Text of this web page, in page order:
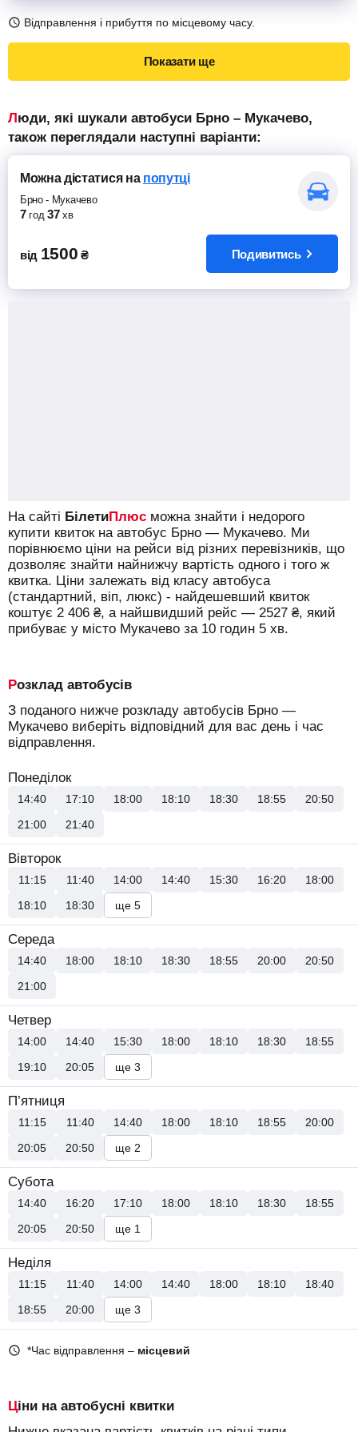
Відправлення і прибуття по місцевому часу.
Показати ще
Люди, які шукали автобуси Брно – Мукачево,
також переглядали наступні варіанти:
Можна дістатисяна попутці
Брно- Мукачево
7 год 37 хв
від 1500 ₴ Подивитись
На сайті БілетиПлюс можна знайти і недорого
купити квиток на автобус Брно — Мукачево. Ми
порівнюємо ціни на рейси від різних перевізників, що
дозволяє знайти найнижчу вартість одного і того ж
квитка. Ціни залежать від класу автобуса
(стандартний, віп, люкс) - найдешевший квиток
коштує 2 406 ₴, а найшвидший рейс — 2527 ₴, який
прибуває у місто Мукачево за 10 годин 5 хв.
Розклад автобусів
З поданого нижче розкладу автобусів Брно —
Мукачево виберіть відповідний для вас день і час
відправлення.
Понеділок
14:40 17:10 18:00 18:10 18:30 18:55
20:50
21:00
21:40
Вівторок
11:15 11:40 14:00 14:40 15:30 16:20
18:00
18:10
18:30 ще 5
Середа
14:40 18:00 18:10 18:30 18:55 20:00
20:50
21:00
Четвер
14:00 14:40 15:30 18:00 18:10 18:30
18:55
19:10
20:05 ще 3
П’ятниця
11:15 11:40 14:40 18:00 18:10 18:55
20:00
20:05
20:50 ще 2
Субота
14:40 16:20 17:10 18:00 18:10 18:30
18:55
20:05
20:50 ще 1
Неділя
11:15 11:40 14:00 14:40 18:00 18:10
18:40
18:55
20:00 ще 3
*Час відправлення – місцевий
Ціни на автобусні квитки